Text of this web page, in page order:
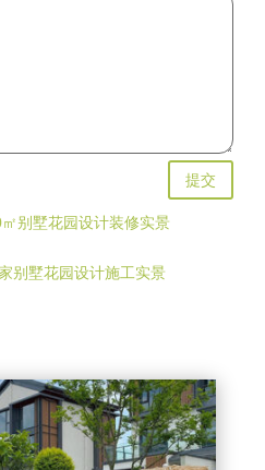
提交
别墅花园设计装修实景
别墅花园设计施工实景